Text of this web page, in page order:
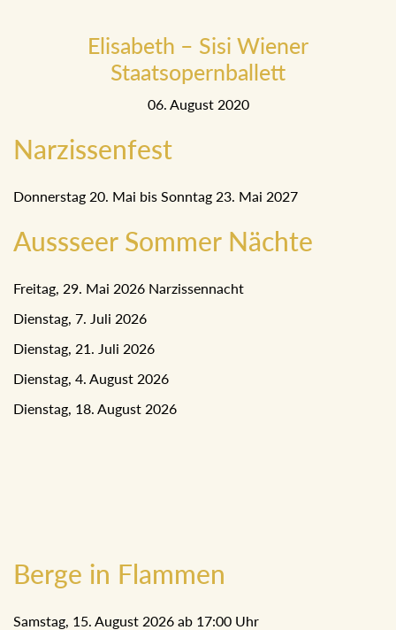
Elisabeth – Sisi Wiener
Staatsopernballett
06. August 2020
Narzissenfest
Donnerstag 20. Mai bis Sonntag 23. Mai 2027
Aussseer Sommer Nächte
Freitag, 29. Mai 2026 Narzissennacht
Dienstag, 7. Juli 2026
Dienstag, 21. Juli 2026
Dienstag, 4. August 2026
Dienstag, 18. August 2026
Berge in Flammen
Samstag, 15. August 2026 ab 17:00 Uhr